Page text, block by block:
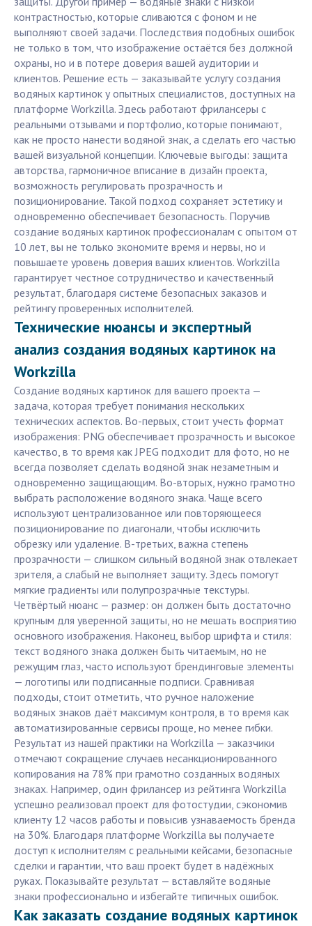
контрастностью, которые сливаются с фоном и не
выполняют своей задачи. Последствия подобных ошибок
не только в том, что изображение остаётся без должной
охраны, но и в потере доверия вашей аудитории и
клиентов. Решение есть — заказывайте услугу создания
водяных картинок у опытных специалистов, доступных на
платформе Workzilla. Здесь работают фрилансеры с
реальными отзывами и портфолио, которые понимают,
как не просто нанести водяной знак, а сделать его частью
вашей визуальной концепции. Ключевые выгоды: защита
авторства, гармоничное вписание в дизайн проекта,
возможность регулировать прозрачность и
позиционирование. Такой подход сохраняет эстетику и
одновременно обеспечивает безопасность. Поручив
создание водяных картинок профессионалам с опытом от
10 лет, вы не только экономите время и нервы, но и
повышаете уровень доверия ваших клиентов. Workzilla
гарантирует честное сотрудничество и качественный
результат, благодаря системе безопасных заказов и
рейтингу проверенных исполнителей.
Технические нюансы и экспертный
анализ создания водяных картинок на
Workzilla
Создание водяных картинок для вашего проекта —
задача, которая требует понимания нескольких
технических аспектов. Во-первых, стоит учесть формат
изображения: PNG обеспечивает прозрачность и высокое
качество, в то время как JPEG подходит для фото, но не
всегда позволяет сделать водяной знак незаметным и
одновременно защищающим. Во-вторых, нужно грамотно
выбрать расположение водяного знака. Чаще всего
используют централизованное или повторяющееся
позиционирование по диагонали, чтобы исключить
обрезку или удаление. В-третьих, важна степень
прозрачности — слишком сильный водяной знак отвлекает
зрителя, а слабый не выполняет защиту. Здесь помогут
мягкие градиенты или полупрозрачные текстуры.
Четвёртый нюанс — размер: он должен быть достаточно
крупным для уверенной защиты, но не мешать восприятию
основного изображения. Наконец, выбор шрифта и стиля:
текст водяного знака должен быть читаемым, но не
режущим глаз, часто используют брендинговые элементы
— логотипы или подписанные подписи. Сравнивая
подходы, стоит отметить, что ручное наложение
водяных знаков даёт максимум контроля, в то время как
автоматизированные сервисы проще, но менее гибки.
Результат из нашей практики на Workzilla — заказчики
отмечают сокращение случаев несанкционированного
копирования на 78% при грамотно созданных водяных
знаках. Например, один фрилансер из рейтинга Workzilla
успешно реализовал проект для фотостудии, сэкономив
клиенту 12 часов работы и повысив узнаваемость бренда
на 30%. Благодаря платформе Workzilla вы получаете
доступ к исполнителям с реальными кейсами, безопасные
сделки и гарантии, что ваш проект будет в надёжных
руках. Показывайте результат — вставляйте водяные
знаки профессионально и избегайте типичных ошибок.
Как заказать создание водяных картинок